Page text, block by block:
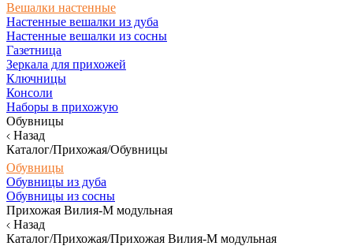
Вешалки настенные
Настенные вешалки из дуба
Настенные вешалки из сосны
Газетница
Зеркала для прихожей
Ключницы
Консоли
Наборы в прихожую
Обувницы
Назад
Каталог/Прихожая/Обувницы
Обувницы
Обувницы из дуба
Обувницы из сосны
Прихожая Вилия-М модульная
Назад
Каталог/Прихожая/Прихожая Вилия-М модульная